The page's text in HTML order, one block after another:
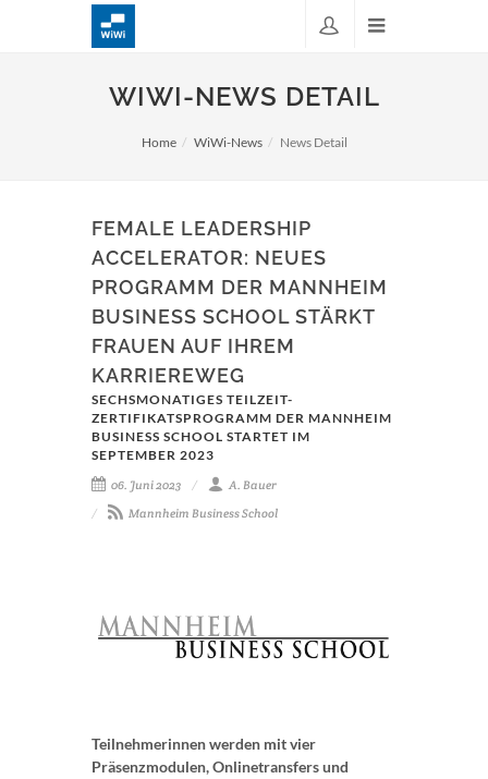
WIWI-NEWS DETAIL
Home WiWi-News News Detail
FEMALE LEADERSHIP
ACCELERATOR: NEUES
PROGRAMM DER MANNHEIM
BUSINESS SCHOOL STÄRKT
FRAUEN AUF IHREM
KARRIEREWEG
SECHSMONATIGES TEILZEIT-
ZERTIFIKATSPROGRAMM DER MANNHEIM
BUSINESS SCHOOL STARTET IM
SEPTEMBER 2023
06. Juni 2023
A. Bauer
Mannheim Business School
Teilnehmerinnen werden mit vier
Präsenzmodulen, Onlinetransfers und